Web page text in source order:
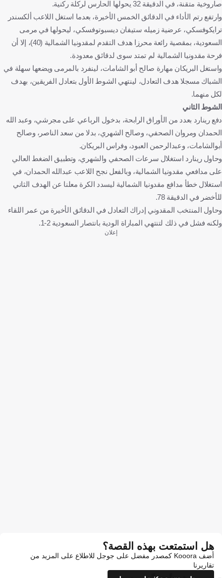
صاروخية متقنة، في الدقيقة 32 يحولها الحارس لركلة ركنية.
وارتفع رتم الأداء في الدقائق الخمس الأخيرة، بعدما استغل اللاعب ألكسندر
ترايكوفسكي، عرضية زميله ستيفان ديسبوتوفسكي، ليحولها في مرمى
السعودية، بمقصية رائعة محرزا هدف التقدم لمقدونيا الشمالية (40)، إلا أن
فرحة مقدونيا الشمالية لم تمتد سوى لدقائق معدودة.
واستغل البريكان مهارة صالح أبو الشامات، لينفرد بالمرمى ويضعها سهلة في
الشباك مسجلا هدف التعادل، لينتهي الشوط الأول بتعادل الفريقين، بهدف
لكل منهما.
الشوط الثاني
دفع رينارد بعدد من الأوراق الرابحة، بدخول الرباعي على مجرشي، وعبد الله
الحمدان ومروان الصحفي، وصالح الشهري، بدلا من سعد الناصر، وصالح
أبوالشامات، وعبدالرحمن العبود، وفراس البريكان.
وحاول رينارد استغلال سرعات الصحفي والشهري، وتطبيق الضغط العالي
على مدافعي مقدونيا الشمالية، وبالفعل نجح اللاعب عبدالله الحمدان، في
استغلال خطأ مدافع مقدونيا الشمالية ليسدد الكرة معلنا عن الهدف الثاني
للأخضر في الدقيقة 78.
وحاول المنتخب المقدوني إدراك التعادل في الدقائق الأخيرة من عمر اللقاء
ولكنه فشل في ذلك لتنتهي المباراة الودية بانتصار السعودية 2-1.
إعلان
هل استمتعت بهذه القصة؟
أضف Kooora كمصدر مفضل على جوجل للاطلاع على المزيد من
تقاريرنا